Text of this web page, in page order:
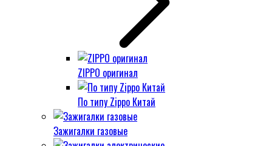
ZIPPO оригинал
По типу Zippo Китай
Зажигалки газовые